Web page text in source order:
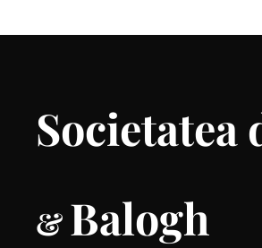
Societatea
&Balogh